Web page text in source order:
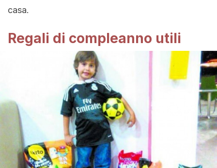
casa.
Regali di compleanno utili